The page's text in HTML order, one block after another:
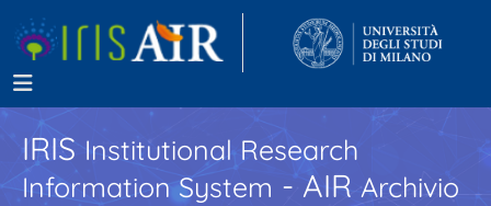
IRISInstitutional Research
Information System - AIR Archivio